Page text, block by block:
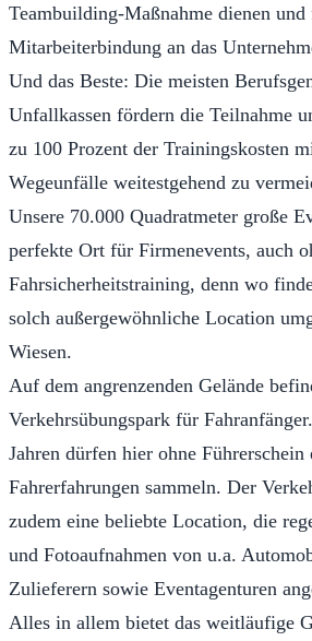
Teambuilding-Maßnahme dienen
Mitarbeiterbindung an das
Und das Beste: Die meisten
Unfallkassen fördern die Teilnahme
zu 100 Prozent der Trainingskosten
Wegeunfälle weitestgehend zu
Unsere 70.000 Quadratmeter große
perfekte Ort für Firmenevents, auch
Fahrsicherheitstraining, denn wo
solch außergewöhnliche Location
Wiesen.
Auf dem angrenzenden Gelände
Verkehrsübungspark für
Jahren dürfen hier ohne Führerschein
Fahrerfahrungen sammeln. Der
zudem eine beliebte Location, die
und Fotoaufnahmen von u.a.
Zulieferern sowie Eventagenturen
Alles in allem bietet das weitläufige